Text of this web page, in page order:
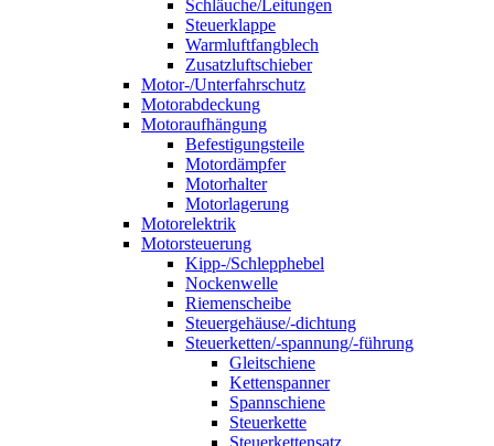
Schläuche/Leitungen
Steuerklappe
Warmluftfangblech
Zusatzluftschieber
Motor-/Unterfahrschutz
Motorabdeckung
Motoraufhängung
Befestigungsteile
Motordämpfer
Motorhalter
Motorlagerung
Motorelektrik
Motorsteuerung
Kipp-/Schlepphebel
Nockenwelle
Riemenscheibe
Steuergehäuse/-dichtung
Steuerketten/-spannung/-führung
Gleitschiene
Kettenspanner
Spannschiene
Steuerkette
Steuerkettensatz